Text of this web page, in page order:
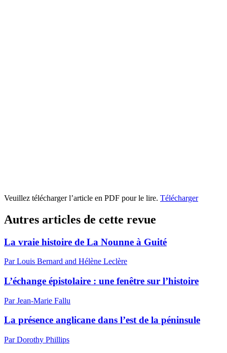
Veuillez télécharger l’article en PDF pour le lire. Télécharger
Autres articles de cette revue
La vraie histoire de La Nounne à Guité
Par Louis Bernard and Hélène Leclère
L’échange épistolaire : une fenêtre sur l’histoire
Par Jean-Marie Fallu
La présence anglicane dans l’est de la péninsule
Par Dorothy Phillips